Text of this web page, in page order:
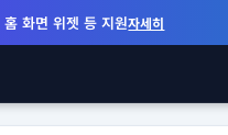
홈 화면 위젯 등 지원자세히